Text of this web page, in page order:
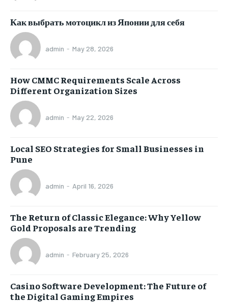
Как выбрать мотоцикл из Японии для себя
admin - May 28, 2026
How CMMC Requirements Scale Across
Different Organization Sizes
admin - May 22, 2026
Local SEO Strategies for Small Businesses in
Pune
admin - April 16, 2026
The Return of Classic Elegance: Why Yellow
Gold Proposals are Trending
admin - February 25, 2026
Casino Software Development: The Future of
the Digital Gaming Empires